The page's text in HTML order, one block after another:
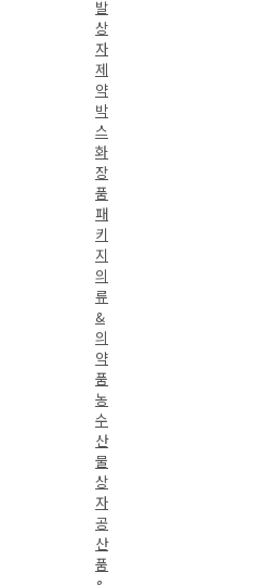
발
상
자
제
약
박
스
화
장
품
패
키
지
의
류
&
의
약
품
농
수
산
물
상
자
공
산
품